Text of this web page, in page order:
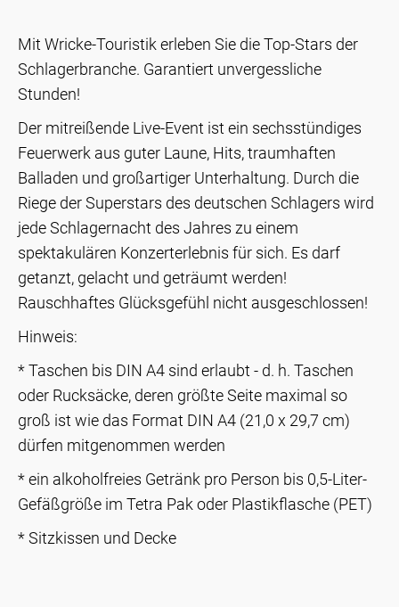
Mit Wricke-Touristik erleben Sie die Top-Stars der
Schlagerbranche. Garantiert unvergessliche
Stunden!
Der mitreißende Live-Event ist ein sechsstündiges
Feuerwerk aus guter Laune, Hits, traumhaften
Balladen und großartiger Unterhaltung. Durch die
Riege der Superstars des deutschen Schlagers wird
jede Schlagernacht des Jahres zu einem
spektakulären Konzerterlebnis für sich. Es darf
getanzt, gelacht und geträumt werden!
Rauschhaftes Glücksgefühl nicht ausgeschlossen!
Hinweis:
* Taschen bis DIN A4 sind erlaubt - d. h. Taschen
oder Rucksäcke, deren größte Seite maximal so
groß ist wie das Format DIN A4 (21,0 x 29,7 cm)
dürfen mitgenommen werden
* ein alkoholfreies Getränk pro Person bis 0,5-Liter-
Gefäßgröße im Tetra Pak oder Plastikflasche (PET)
* Sitzkissen und Decke